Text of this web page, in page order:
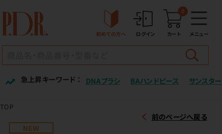
初めての方へ ログイン カート
0
メニュー
急上昇キーワード ： DNAブラシ BAハンドピース サンスター
TOP
前のページへ戻る
NEW